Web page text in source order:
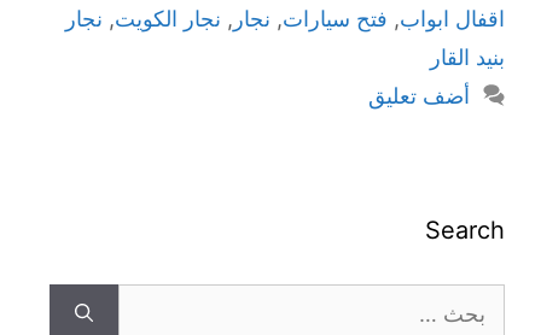
اقفال ابواب, فتح سيارات, نجار , نجار الكويت, نجار
بنيد القار
أضف تعليق
Search